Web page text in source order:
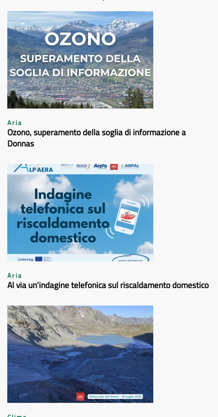
Aria
Ozono, superamento della soglia di informazione a
Donnas
Aria
Al via un'indagine telefonica sul riscaldamento domestico